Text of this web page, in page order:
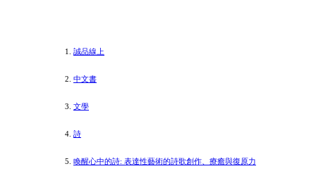
誠品線上
中文書
文學
詩
喚醒心中的詩: 表達性藝術的詩歌創作、療癒與復原力